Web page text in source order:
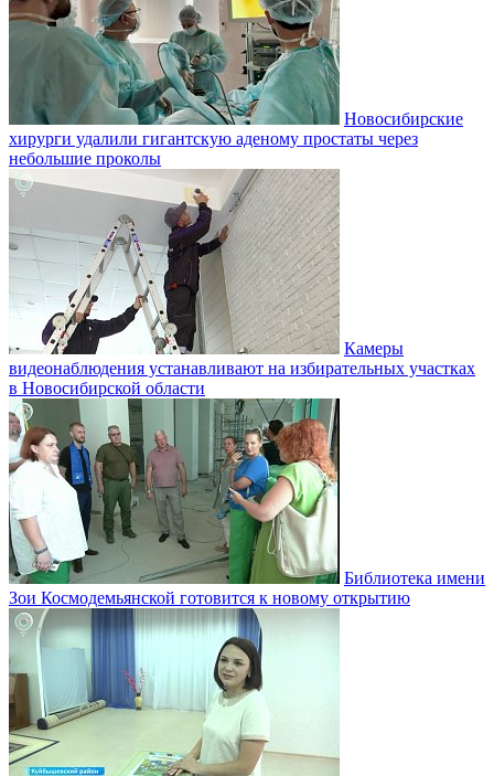
Новосибирские
хирурги удалили гигантскую аденому простаты через
небольшие проколы
Камеры
видеонаблюдения устанавливают на избирательных участках
в Новосибирской области
Библиотека имени
Зои Космодемьянской готовится к новому открытию